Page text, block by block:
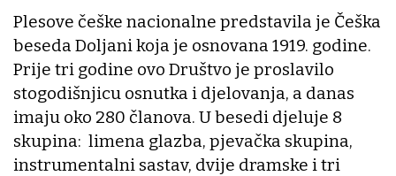
Plesove češke nacionalne predstavila je Češka
beseda Doljani koja je osnovana 1919. godine.
Prije tri godine ovo Društvo je proslavilo
stogodišnjicu osnutka i djelovanja, a danas
imaju oko 280 članova. U besedi djeluje 8
skupina: limena glazba, pjevačka skupina,
instrumentalni sastav, dvije dramske i tri